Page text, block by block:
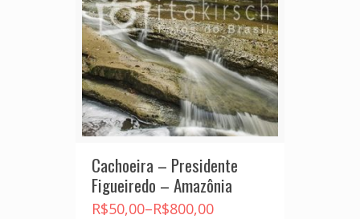
Cachoeira – Presidente
Figueiredo – Amazônia
R$50,00–R$800,00